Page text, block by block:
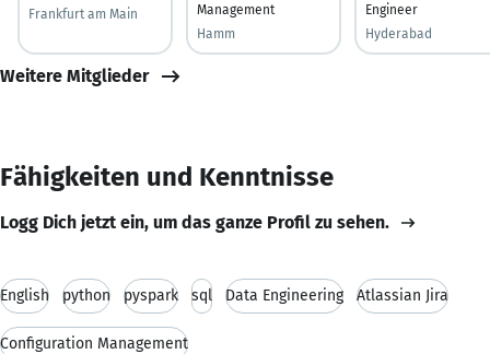
Frankfurt am Main
Management
Hamm
Engineer
Hyderabad
Weitere Mitglieder
Fähigkeiten und Kenntnisse
Logg Dich jetzt ein, um das ganze Profil zu sehen.
English python pyspark sql Data Engineering Atlassian Jira
Configuration Management